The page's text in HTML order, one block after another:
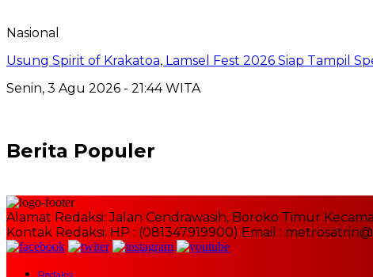
Nasional
Usung Spirit of Krakatoa, Lamsel Fest 2026 Siap Tampil
Senin, 3 Agu 2026 - 21:44 WITA
Berita Populer
Alamat Redaksi: Jalan Cendrawasih, Boroko Timur
Kontak Redaksi: HP : (081347919900) Email :
Redaksi